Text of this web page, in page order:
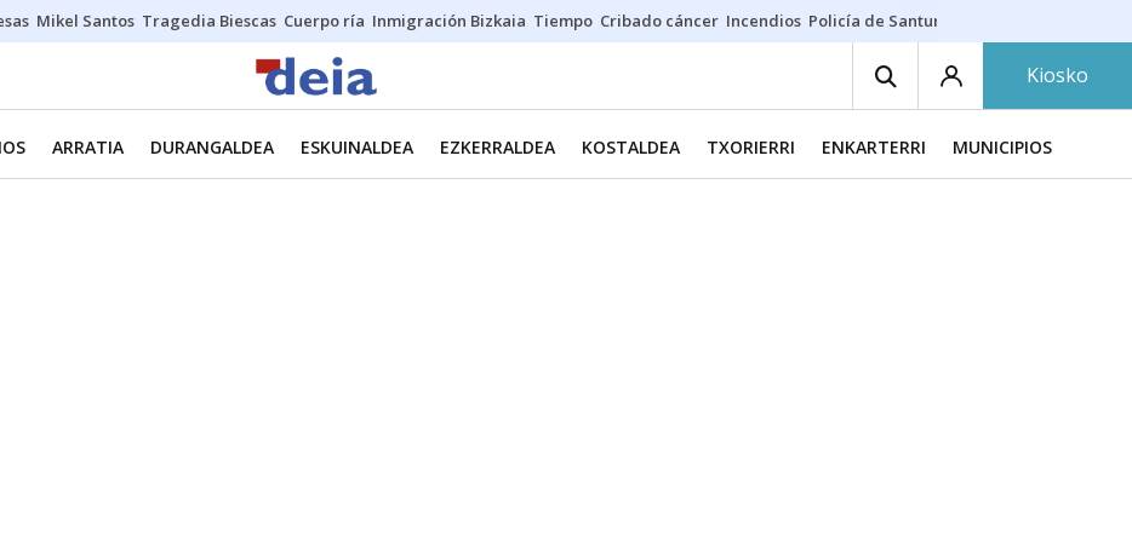
Mikel Santos Tragedia Biescas Cuerpo ría Inmigración Bizkaia Tiempo Cribado cáncer Incendios Policía de Santurtzi
Kiosko
ARRATIA DURANGALDEA ESKUINALDEA EZKERRALDEA KOSTALDEA TXORIERRI ENKARTERRI MUNICIPIOS